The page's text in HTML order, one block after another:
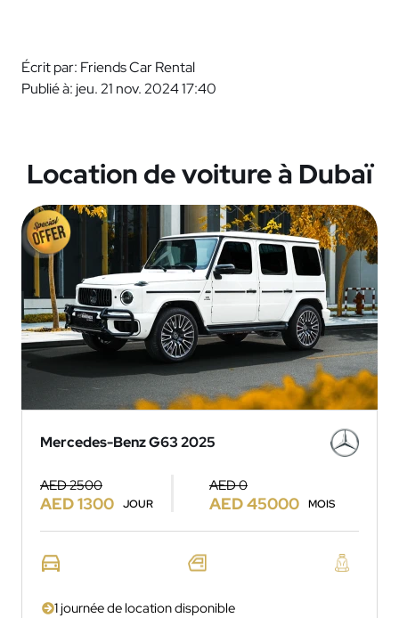
Écrit par: Friends Car Rental
Publié à: jeu. 21 nov. 2024 17:40
Location de voiture à Dubaï
Mercedes-Benz G63 2025
AED 2500
AED 1300 JOUR
AED 0
AED 45000 MOIS
1 journée de location disponible